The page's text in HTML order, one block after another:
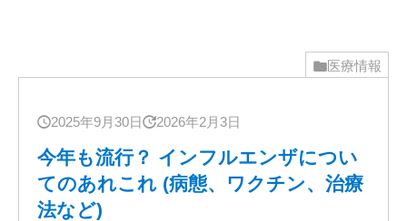
医療情報
2025年9月30日 2026年2月3日
今年も流行？ インフルエンザについ
てのあれこれ (病態、ワクチン、治療
法など)